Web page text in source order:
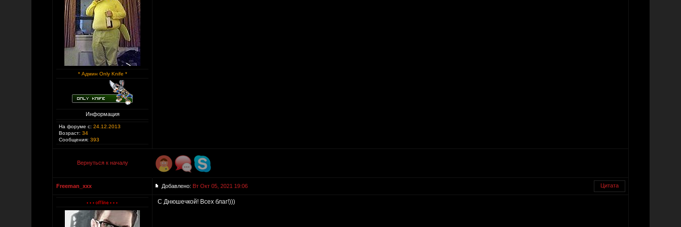
* Админ Only Knife *
Информация
На форуме с: 24.12.2013
Возраст: 34
Сообщения: 393
Вернуться к началу
Freeman_xxx Добавлено: Вт Окт 05, 2021 19:06 Цитата
С Днюшечкой! Всех благ!)))